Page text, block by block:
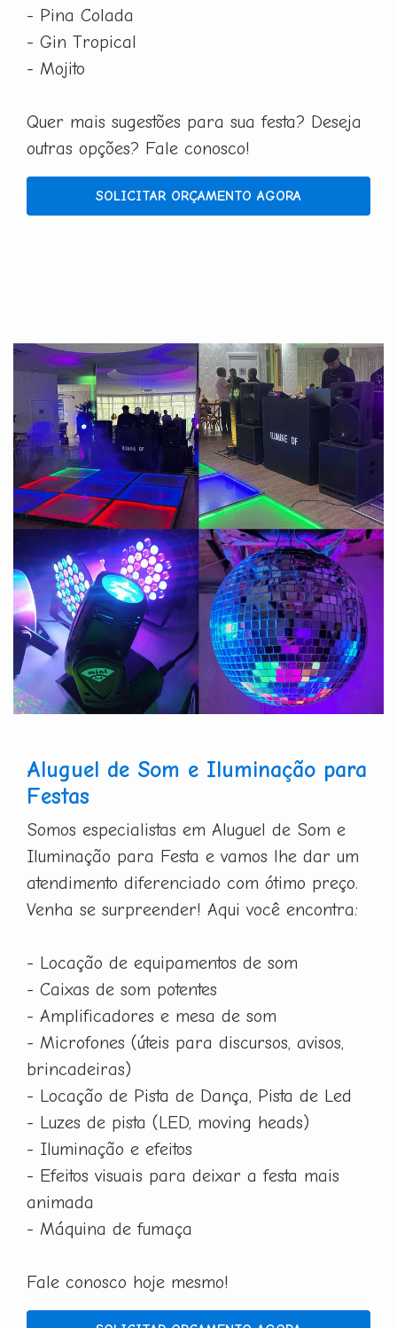
- Pina Colada
- Gin Tropical
- Mojito
Quer mais sugestões para sua festa? Deseja
outras opções? Fale conosco!
SOLICITAR ORÇAMENTO AGORA
Aluguel de Som e Iluminação para
Festas
Somos especialistas em Aluguel de Som e
Iluminação para Festa e vamos lhe dar um
atendimento diferenciado com ótimo preço.
Venha se surpreender! Aqui você encontra:
- Locação de equipamentos de som
- Caixas de som potentes
- Amplificadores e mesa de som
- Microfones (úteis para discursos, avisos,
brincadeiras)
- Locação de Pista de Dança, Pista de Led
- Luzes de pista (LED, moving heads)
- Iluminação e efeitos
- Efeitos visuais para deixar a festa mais
animada
- Máquina de fumaça
Fale conosco hoje mesmo!